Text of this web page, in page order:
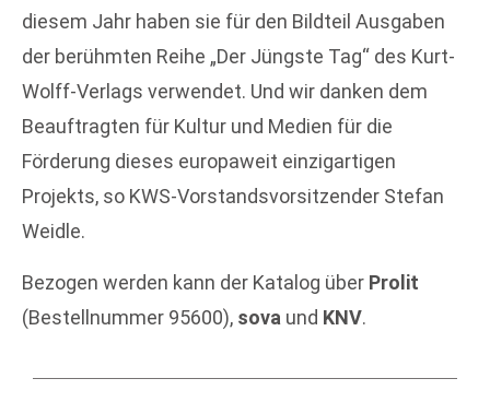
diesem Jahr haben sie für den Bildteil Ausgaben
der berühmten Reihe „Der Jüngste Tag“ des Kurt-
Wolff-Verlags verwendet. Und wir danken dem
Beauftragten für Kultur und Medien für die
Förderung dieses europaweit einzigartigen
Projekts, so KWS-Vorstandsvorsitzender Stefan
Weidle.
Bezogen werden kann der Katalog über Prolit
(Bestellnummer 95600), sova und KNV.